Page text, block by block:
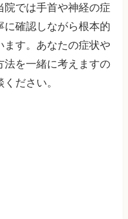
院では手首や神経の症
に確認しながら根本的
ます。あなたの症状や
法を一緒に考えますの
ださい。